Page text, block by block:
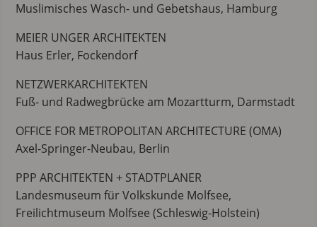
Muslimisches Wasch- und Gebetshaus, Hamburg
MEIER UNGER ARCHITEKTEN
Haus Erler, Fockendorf
NETZWERKARCHITEKTEN
Fuß- und Radwegbrücke am Mozartturm, Darmstadt
OFFICE FOR METROPOLITAN ARCHITECTURE (OMA)
Axel-Springer-Neubau, Berlin
PPP ARCHITEKTEN + STADTPLANER
Landesmuseum für Volkskunde Molfsee,
Freilichtmuseum Molfsee (Schleswig-Holstein)